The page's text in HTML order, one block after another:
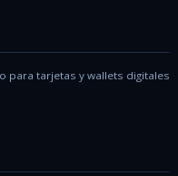
para tarjetas y wallets digitales